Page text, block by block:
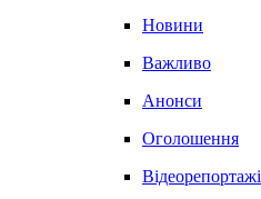
Новини
Важливо
Анонси
Оголошення
Відеорепортажі